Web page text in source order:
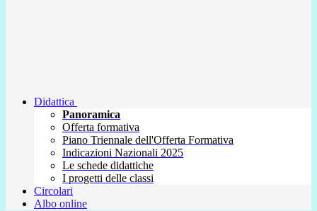
Didattica
Panoramica
Offerta formativa
Piano Triennale dell'Offerta Formativa
Indicazioni Nazionali 2025
Le schede didattiche
I progetti delle classi
Circolari
Albo online